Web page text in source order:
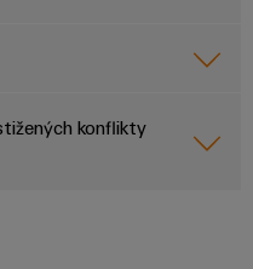
konflikty